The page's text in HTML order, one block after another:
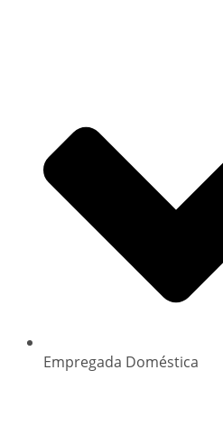
Empregada Doméstica